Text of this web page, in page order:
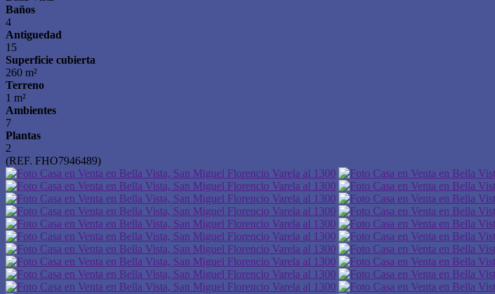
Baños
4
Antiguedad
15
Superficie cubierta
260 m²
Terreno
1 m²
Ambientes
7
Plantas
2
(REF. FHO7946489)